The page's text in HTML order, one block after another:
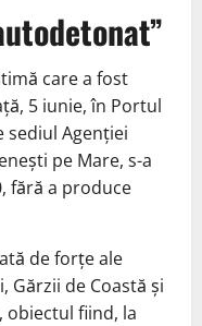
care a fost
5 iunie, în Portul
sediul Agenției
pe Mare, s-a
fără a produce
de forțe ale
Gărzii de Coastă și
obiectul fiind, la